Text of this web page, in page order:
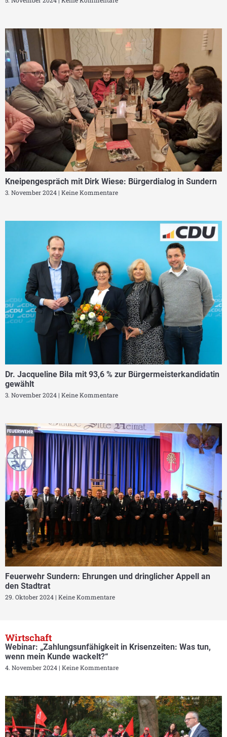
Kneipengespräch mit Dirk Wiese: Bürgerdialog in Sundern
3. November 2024 Keine Kommentare
Dr. Jacqueline Bila mit 93,6 % zur Bürgermeisterkandidatin
gewählt
3. November 2024 Keine Kommentare
Feuerwehr Sundern: Ehrungen und dringlicher Appell an
den Stadtrat
29. Oktober 2024 Keine Kommentare
Wirtschaft
Webinar: „Zahlungsunfähigkeit in Krisenzeiten: Was tun,
wenn mein Kunde wackelt?“
4. November 2024 Keine Kommentare